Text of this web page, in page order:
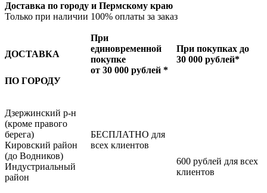
Доставка по городу и Пермскому краю
Только при наличии 100% оплаты за заказ
ДОСТАВКА
При
единовременной
покупке
от 30 000 рублей *
При покупках до
30 000 рублей*
ПО ГОРОДУ
Дзержинский р-н
(кроме правого
берега)
Кировский район
(до Водников)
Индустриальный
район
БЕСПЛАТНО для
всех клиентов
600 рублей для всех
клиентов